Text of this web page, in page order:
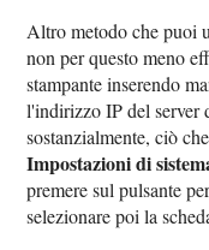
Altro metodo che puoi
non per questo meno
stampante inserendo
l'indirizzo IP del server
sostanzialmente, ciò
Impostazioni di
premere sul pulsante
selezionare poi la